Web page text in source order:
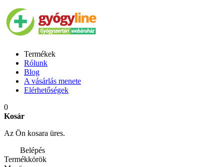
Termékek
Rólunk
Blog
A vásárlás menete
Elérhetőségek
0
Kosár
Az Ön kosara üres.
Belépés
Termékkörök